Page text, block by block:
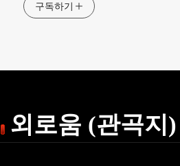
구독하기
외로움 (관곡지)